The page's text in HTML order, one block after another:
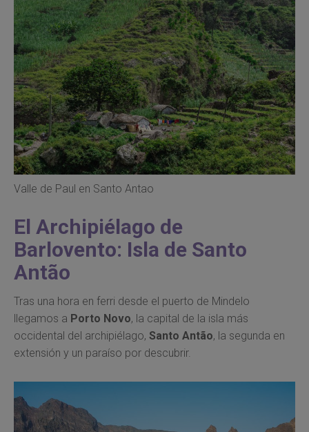
Valle de Paul en Santo Antao
El Archipiélago de
Barlovento: Isla de Santo
Antão
Tras una hora en ferri desde el puerto de Mindelo
llegamos a Porto Novo, la capital de la isla más
occidental del archipiélago, Santo Antão, la segunda en
extensión y un paraíso por descubrir.